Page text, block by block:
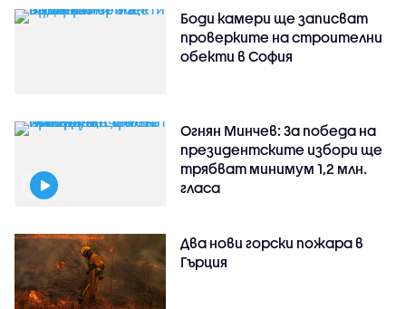
Боди камери ще записват
проверките на строителни
обекти в София
Огнян Минчев: За победа на
президентските избори ще
трябват минимум 1,2 млн.
гласа
Два нови горски пожара в
Гърция